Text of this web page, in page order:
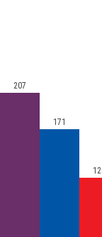
207
171